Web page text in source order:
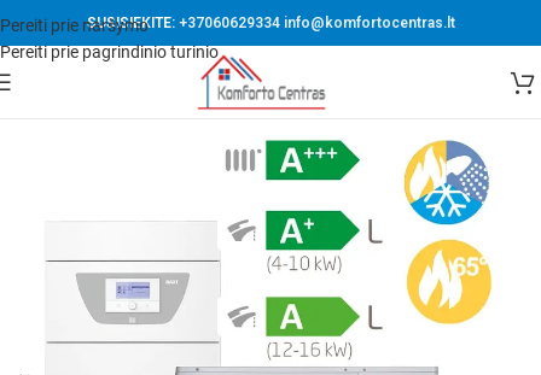
Pereiti prie naršymo
Pereiti prie pagrindinio turinio
SUSISIEKITE: +37060629334 info@komfortocentras.lt